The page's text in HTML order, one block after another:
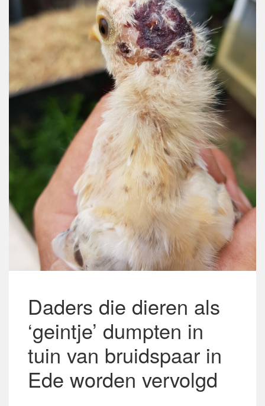
Daders die dieren als
‘geintje’ dumpten in
tuin van bruidspaar in
Ede worden vervolgd